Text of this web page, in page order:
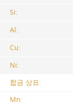
Si:
Al:
Cu:
Ni:
합금 상표:
Mn: